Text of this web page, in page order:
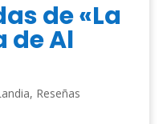
de «La
de Al
, Reseñas